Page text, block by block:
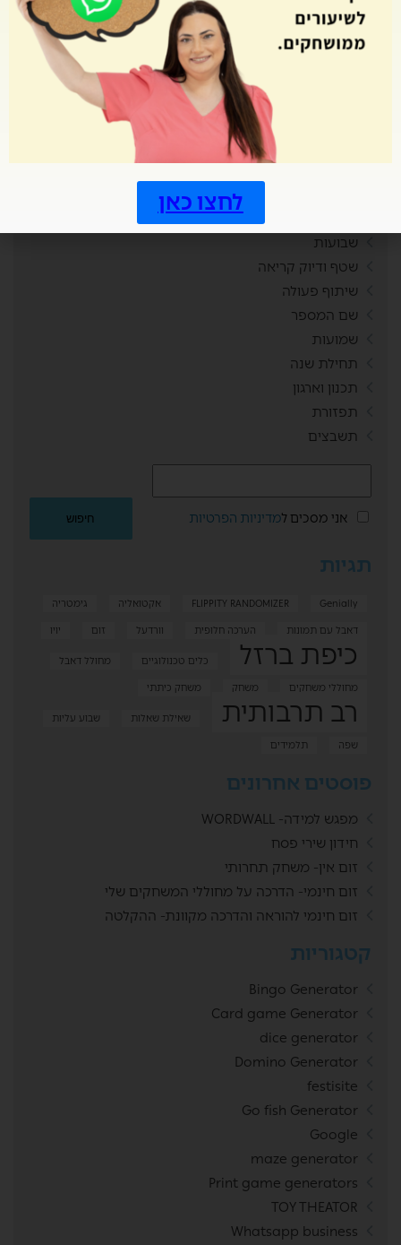
ראש השנה
רביעיות
שבועות
שטף ודיוק קריאה
שיתוף פעולה
שם המספר
שמועות
תחילת שנה
תכנון וארגון
תפזורת
תשבצים
אני מסכים למדיניות הפרטיות
תגיות
FLIPPITY RANDOMIZER Genially אקטואליה
גימטריה
דאבל עם תמונות
הערכה חלופית וורדעל זום יויו
כיפת ברזל כלים טכנולוגיים
מחולל דאבל
מחוללי משחקים
משחק משחק כיתתי
רב תרבותית שאילת שאלות
שבוע עליות
שפה
תלמידים
פוסטים אחרונים
מפגש למידה- WORDWALL
חידון שירי פסח
זום אין- משחק תחרותי
זום חינמי- הדרכה על מחוללי המשחקים שלי
זום חינמי להוראה והדרכה מקוונת- ההקלטה
קטגוריות
Bingo Generator
Card game Generator
dice generator
Domino Generator
festisite
Go fish Generator
Google
maze generator
Print game generators
TOY THEATOR
Whatsapp business
לחצו כאן